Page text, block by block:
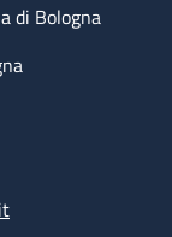
di Bologna